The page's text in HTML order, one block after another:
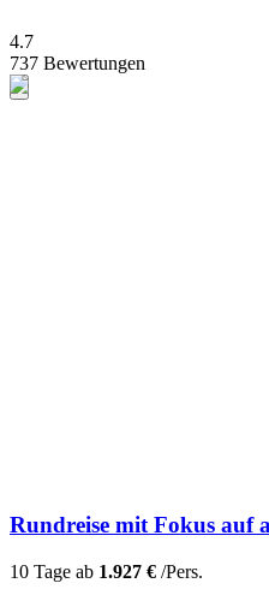
4.7
737 Bewertungen
Rundreise mit Fokus auf
10 Tage ab 1.927 € /Pers.